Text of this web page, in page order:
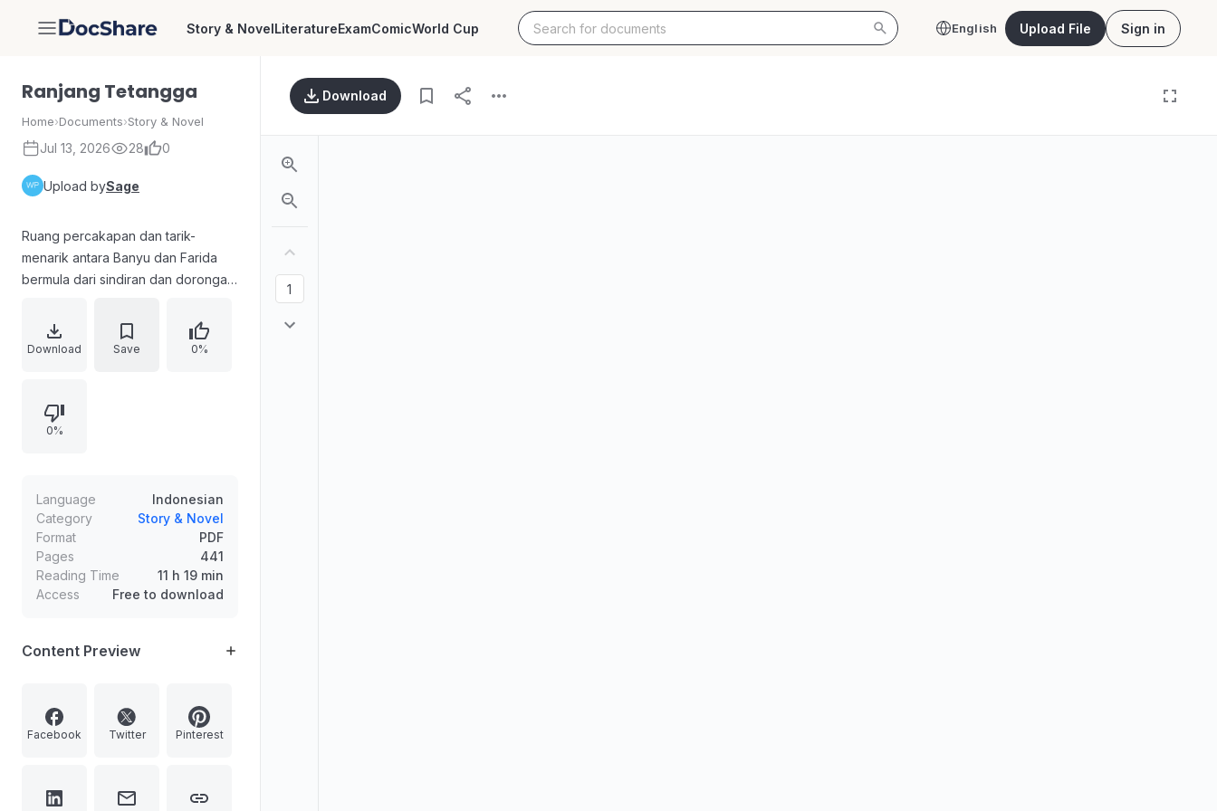
DocShare Story & NovelLiteratureExamComicWorld Cup English Upload File Sign in
Ranjang Tetangga
Home›Documents›Story & Novel
Jul 13, 2026 28 0
Upload bySage
Ruang percakapan dan tarik-
menarik antara Banyu dan Farida
bermula dari sindiran dan dorongan
agar menikahi Ara atau Maemunah,
sementara Banyu menjawab
berujung pada rencana Banyu pergi
ke bengkel, menutup ketegangan
Download Save 0%
0%
Language
Indonesian
Category
Story & Novel
Format
PDF
Pages
441
Reading Time
11 h 19 min
Access
Free to download
Content Preview
Facebook Twitter Pinterest
Download